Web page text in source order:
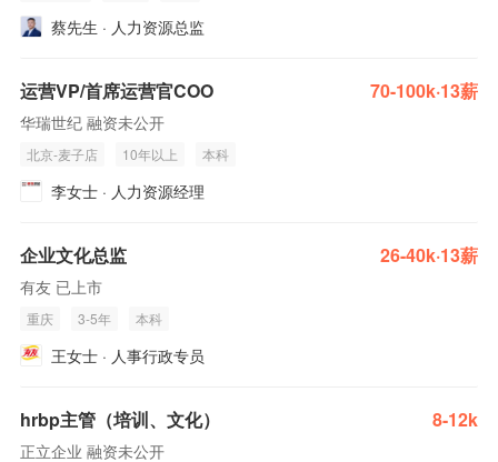
蔡先生 · 人力资源总监
运营VP/首席运营官COO 70-100k·13薪
华瑞世纪 融资未公开
北京-麦子店 10年以上 本科
李女士 · 人力资源经理
企业文化总监 26-40k·13薪
有友 已上市
重庆 3-5年 本科
王女士 · 人事行政专员
hrbp主管（培训、文化） 8-12k
正立企业 融资未公开